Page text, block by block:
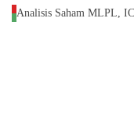
Analisis Saham MLPL,